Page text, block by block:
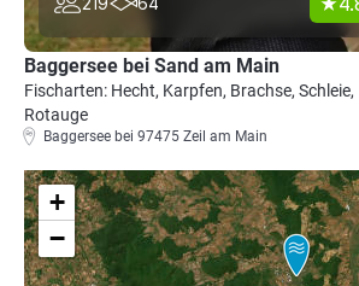
Baggersee bei Sand am Main
Fischarten: Hecht, Karpfen, Brachse, Schleie,
Rotauge
Baggersee bei 97475 Zeil am Main
+
−